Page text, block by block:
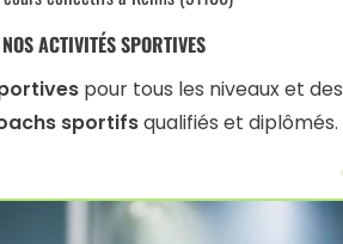
ACTIVITÉS SPORTIVES
pour tous les niveaux et des
sportifsqualifiés et diplômés.